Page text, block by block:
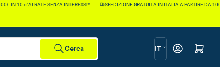
o 20 RATE SENZA INTERESSI* SPEDIZIONE GRATUITA IN ITALIA A PARTIRE DA 100€ *
Cerca
L
i
IT Apri il mini